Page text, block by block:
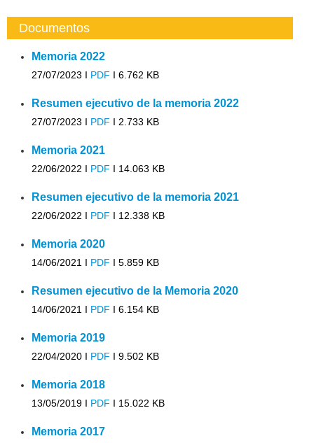
Documentos
Memoria 2022
27/07/2023 I PDF I 6.762 KB
Resumen ejecutivo de la memoria 2022
27/07/2023 I PDF I 2.733 KB
Memoria 2021
22/06/2022 I PDF I 14.063 KB
Resumen ejecutivo de la memoria 2021
22/06/2022 I PDF I 12.338 KB
Memoria 2020
14/06/2021 I PDF I 5.859 KB
Resumen ejecutivo de la Memoria 2020
14/06/2021 I PDF I 6.154 KB
Memoria 2019
22/04/2020 I PDF I 9.502 KB
Memoria 2018
13/05/2019 I PDF I 15.022 KB
Memoria 2017